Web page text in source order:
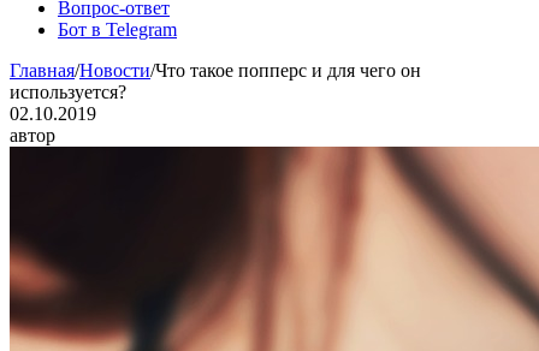
Вопрос-ответ
Бот в Telegram
Главная/Новости/Что такое попперс и для чего он
используется?
02.10.2019
автор